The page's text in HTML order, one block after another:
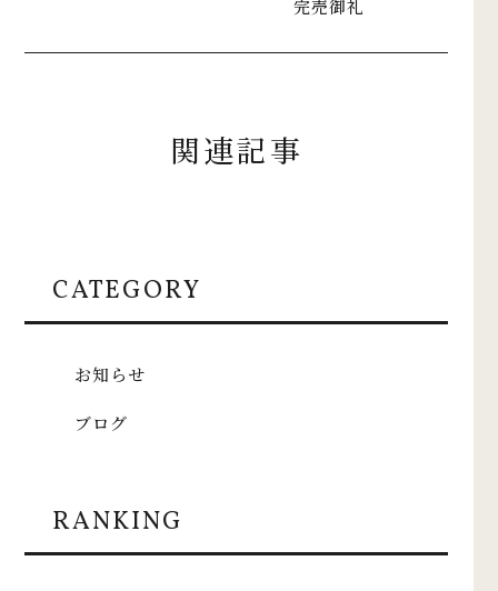
完売御礼
関連記事
CATEGORY
お知らせ
ブログ
RANKING